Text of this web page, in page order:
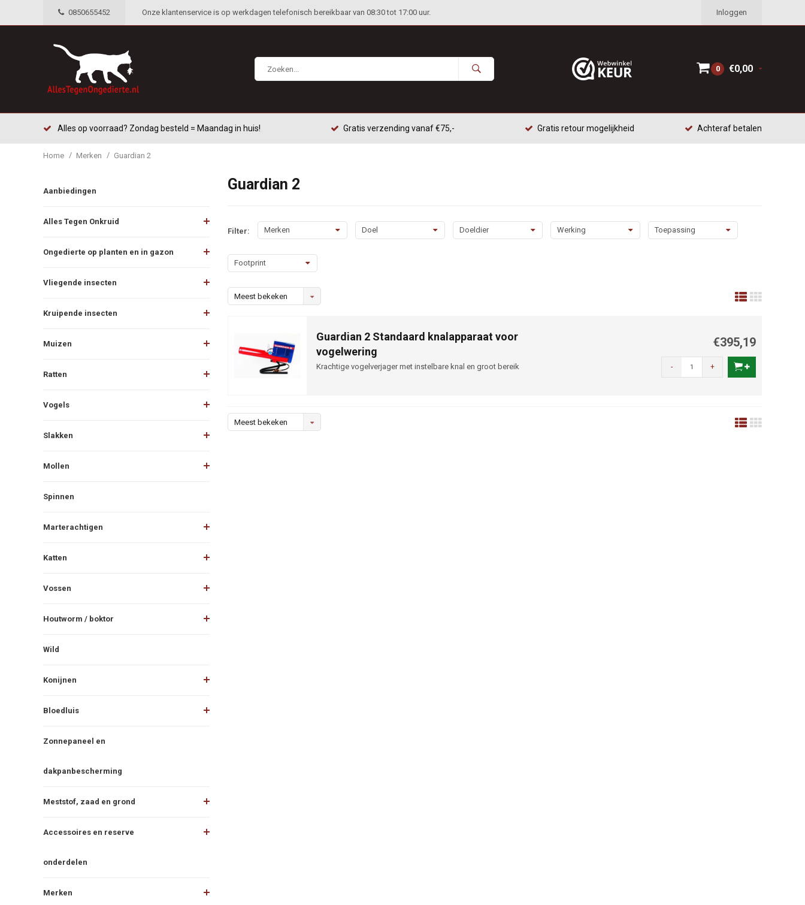
0850655452 Onze klantenservice is op werkdagen telefonisch bereikbaar van 08:30 tot 17:00 uur. Inloggen
0 €0,00
Alles op voorraad? Zondag besteld = Maandag in huis! Gratis verzending vanaf €75,- Gratis retour mogelijkheid Achteraf betalen
Home / Merken / Guardian 2
Aanbiedingen
Alles Tegen Onkruid
Ongedierte op planten en in gazon
Vliegende insecten
Kruipende insecten
Muizen
Ratten
Vogels
Slakken
Mollen
Spinnen
Marterachtigen
Katten
Vossen
Houtworm / boktor
Wild
Konijnen
Bloedluis
Zonnepaneel en
dakpanbescherming
Meststof, zaad en grond
Accessoires en reserve
onderdelen
Merken
Guardian 2
Filter: Merken Doel Doeldier Werking Toepassing
Footprint
Meest bekeken
Guardian 2 Standaard knalapparaat voor
vogelwering
Krachtige vogelverjager met instelbare knal en groot bereik
€395,19
- +
Meest bekeken